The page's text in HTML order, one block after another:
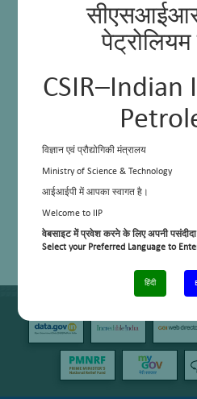
विज्ञान एवं प्रौद्योगिकी मंत्रालय
Ministry of Science & Technology
आईआईपी में आपका स्वागत है।
Welcome to IIP
वेबसाइट में प्रवेश करने के लिए अपनी पसंदीदा
Select your Preferred Language to
हिंदी